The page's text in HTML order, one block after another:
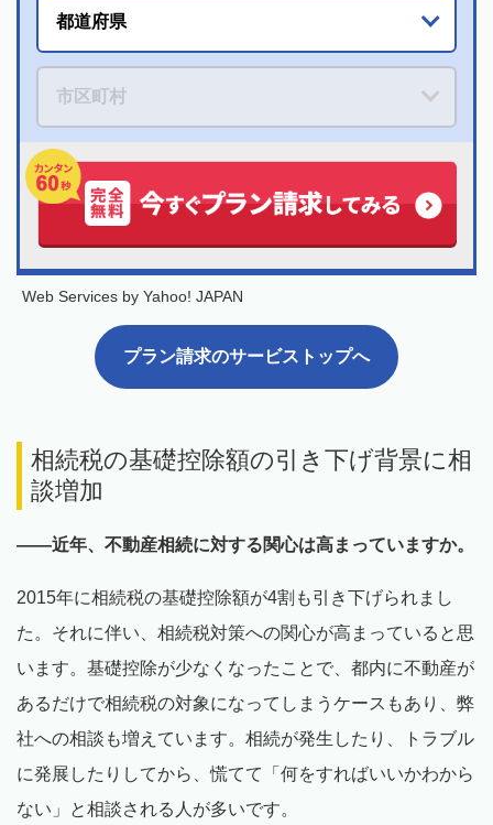
Web Services by Yahoo! JAPAN
プラン請求のサービストップへ
相続税の基礎控除額の引き下げ背景に相
談増加
――近年、不動産相続に対する関心は高まっていますか。
2015年に相続税の基礎控除額が4割も引き下げられまし
た。それに伴い、相続税対策への関心が高まっていると思
います。基礎控除が少なくなったことで、都内に不動産が
あるだけで相続税の対象になってしまうケースもあり、弊
社への相談も増えています。相続が発生したり、トラブル
に発展したりしてから、慌てて「何をすればいいかわから
ない」と相談される人が多いです。